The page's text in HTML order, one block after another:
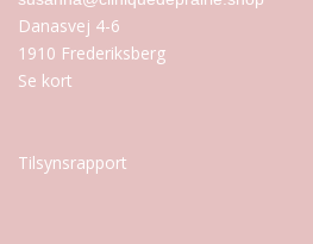
Danasvej 4-6
1910 Frederiksberg
Se kort
Tilsynsrapport